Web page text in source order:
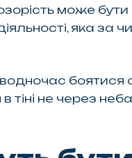
може бути
яка за
боятися
тіні не через